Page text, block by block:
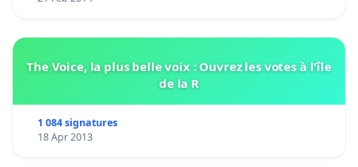
The Voice, la plus belle voix : Ouvrez les votes à l'île
de la R
1 084 signatures
18 Apr 2013